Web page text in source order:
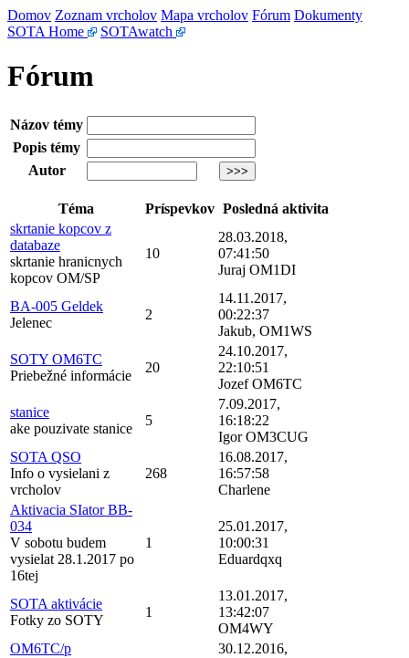
Domov Zoznam vrcholov Mapa vrcholov Fórum Dokumenty
SOTA Home
SOTAwatch
Fórum
Názov témy
Popis témy
Autor
Téma Príspevkov Posledná aktivita
skrtanie kopcov z
databaze
skrtanie hranicnych
kopcov OM/SP
10
28.03.2018,
07:41:50
Juraj OM1DI
BA-005 Geldek
Jelenec
2
14.11.2017,
00:22:37
Jakub, OM1WS
SOTY OM6TC
Priebežné informácie
20
24.10.2017,
22:10:51
Jozef OM6TC
stanice
ake pouzivate stanice
5
7.09.2017,
16:18:22
Igor OM3CUG
SOTA QSO
Info o vysielani z
vrcholov
268
16.08.2017,
16:57:58
Charlene
Aktivacia SIator BB-
034
V sobotu budem
vysielat 28.1.2017 po
16tej
1
25.01.2017,
10:00:31
Eduardqxq
SOTA aktivácie
Fotky zo SOTY
1
13.01.2017,
13:42:07
OM4WY
OM6TC/p
30.12.2016,